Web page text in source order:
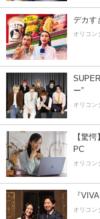
デカす
オリコン
ー”
オリコン
【驚
PC
オリコン
『
オリコン